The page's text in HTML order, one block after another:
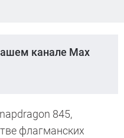
канале Max
845,
флагманских